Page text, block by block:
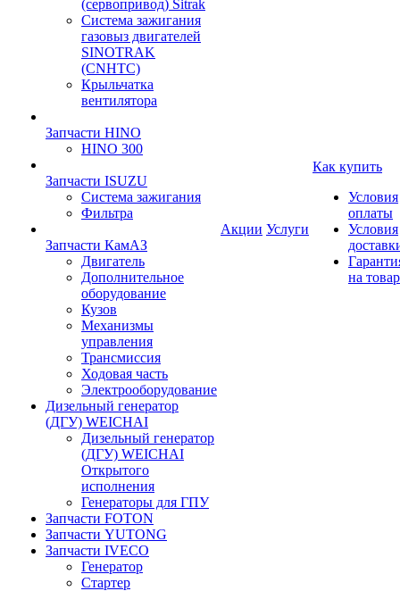
(сервопривод) Sitrak
Система зажигания
газовыз двигателей
SINOTRAK
(CNHTC)
Крыльчатка
вентилятора
Запчасти HINO
HINO 300
Запчасти ISUZU
Система зажигания
Фильтра
Запчасти КамАЗ
Двигатель
Дополнительное
оборудование
Кузов
Механизмы
управления
Трансмиссия
Ходовая часть
Электрооборудование
Дизельный генератор
(ДГУ) WEICHAI
Дизельный генератор
(ДГУ) WEICHAI
Открытого
исполнения
Генераторы для ГПУ
Запчасти FOTON
Запчасти YUTONG
Запчасти IVECO
Генератор
Стартер
Акции Услуги
Как купить
Условия
оплаты
Условия
на товар